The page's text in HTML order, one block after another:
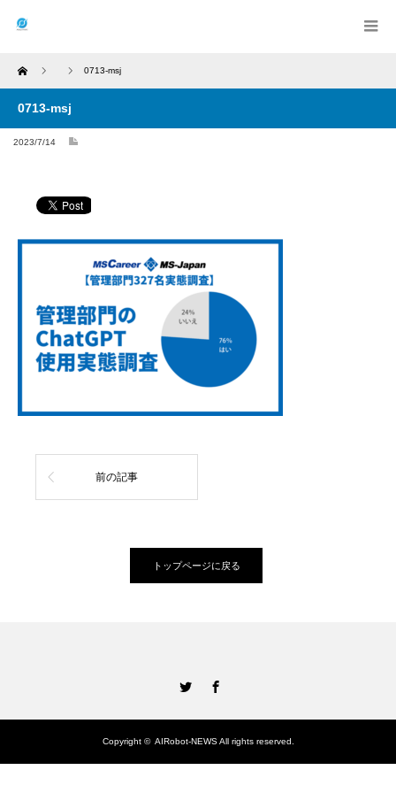
Home 0713-msj
0713-msj
2023/7/14
前の記事
トップページに戻る
Copyright © AIRobot-NEWSAll rights reserved.